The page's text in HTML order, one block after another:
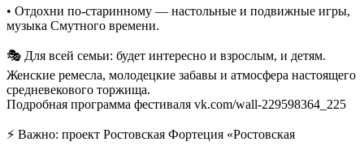
• Отдохни по-старинному — настольные и подвижные игры,
музыка Смутного времени.
🎭 Для всей семьи: будет интересно и взрослым, и детям.
Женские ремесла, молодецкие забавы и атмосфера настоящего
средневекового торжища.
Подробная программа фестиваля vk.com/wall-229598364_225
⚡ Важно: проект Ростовская Фортеция «Ростовская